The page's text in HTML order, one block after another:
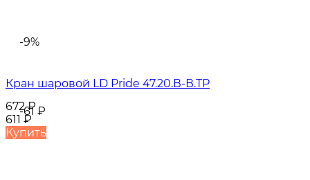
-9%
-61₽
Кран шаровой LD Pride 47.20.В-В.ТР
672₽
611 ₽
Купить